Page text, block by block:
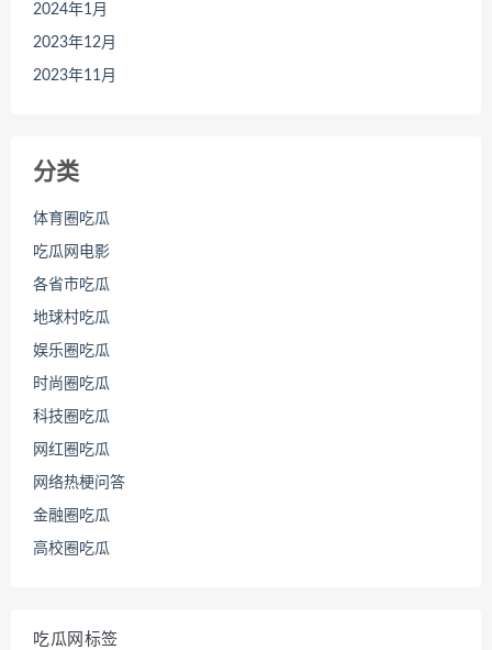
2024年1月
2023年12月
2023年11月
分类
体育圈吃瓜
吃瓜网电影
各省市吃瓜
地球村吃瓜
娱乐圈吃瓜
时尚圈吃瓜
科技圈吃瓜
网红圈吃瓜
网络热梗问答
金融圈吃瓜
高校圈吃瓜
吃瓜网标签